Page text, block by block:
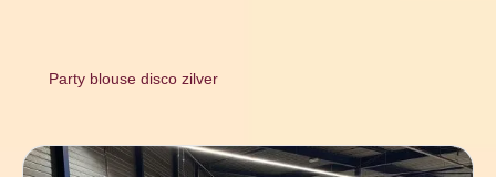
Party blouse disco zilver